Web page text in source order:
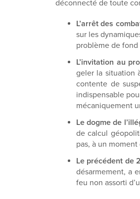
déconnecté de toute
L’arrêt des
sur les
problème de fond
L’invitation au
geler la situation
contente de
indispensable
mécaniquement
Le dogme de
de calcul
pas, à un
Le précédent de
désarmement, a
feu non assorti